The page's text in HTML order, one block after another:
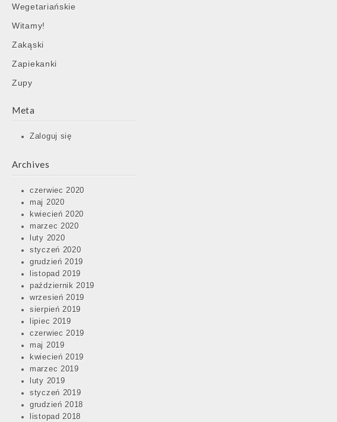
Wegetariańskie
Witamy!
Zakąski
Zapiekanki
Zupy
Meta
Zaloguj się
Archives
czerwiec 2020
maj 2020
kwiecień 2020
marzec 2020
luty 2020
styczeń 2020
grudzień 2019
listopad 2019
październik 2019
wrzesień 2019
sierpień 2019
lipiec 2019
czerwiec 2019
maj 2019
kwiecień 2019
marzec 2019
luty 2019
styczeń 2019
grudzień 2018
listopad 2018